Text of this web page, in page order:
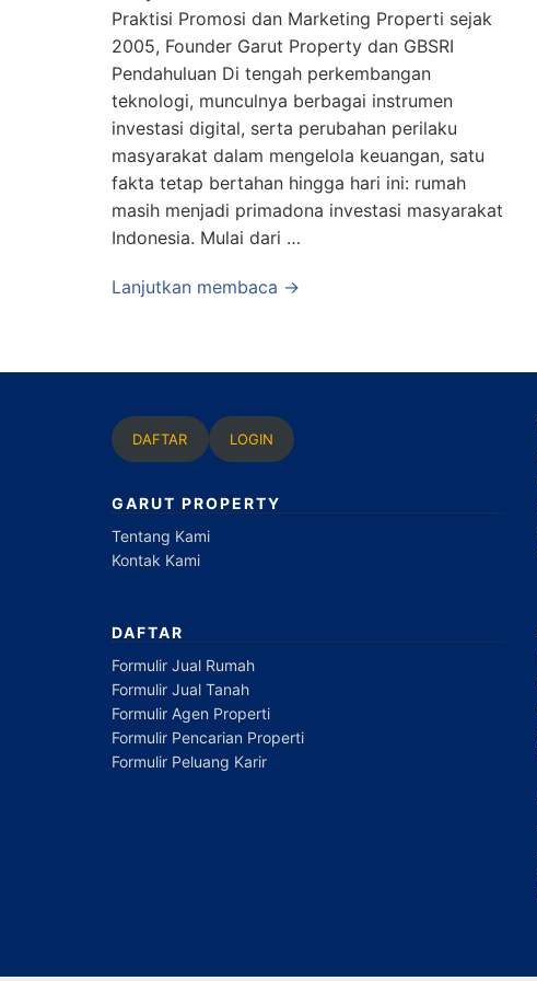
Praktisi Promosi dan Marketing Properti sejak
2005, Founder Garut Property dan GBSRI
Pendahuluan Di tengah perkembangan
teknologi, munculnya berbagai instrumen
investasi digital, serta perubahan perilaku
masyarakat dalam mengelola keuangan, satu
fakta tetap bertahan hingga hari ini: rumah
masih menjadi primadona investasi masyarakat
Indonesia. Mulai dari …
Lanjutkan membaca →
DAFTAR LOGIN
GARUT PROPERTY
Tentang Kami
Kontak Kami
DAFTAR
Formulir Jual Rumah
Formulir Jual Tanah
Formulir Agen Properti
Formulir Pencarian Properti
Formulir Peluang Karir